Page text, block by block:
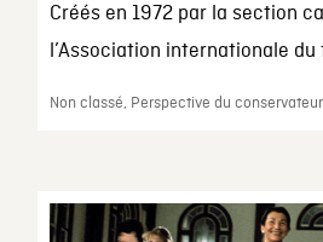
Créés en 1972 par la section
l’Association internationale du
Non classé, Perspective du